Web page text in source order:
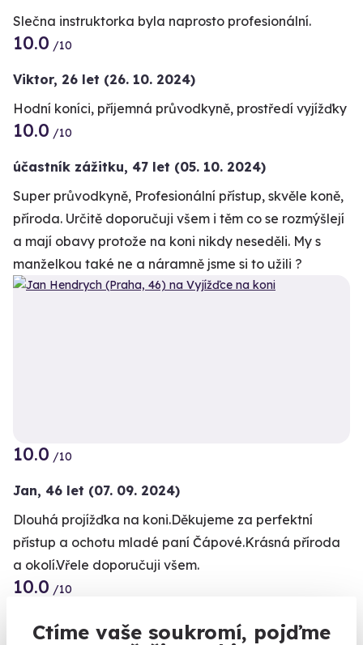
Ctíme vaše soukromí, pojďme
Slečna instruktorka byla naprosto profesionální.
10.0 /10
Viktor, 26 let (26. 10. 2024)
Hodní koníci, příjemná průvodkyně, prostředí vyjížďky
10.0 /10
účastník zážitku, 47 let (05. 10. 2024)
Super průvodkyně, Profesionální přístup, skvěle koně,
příroda. Určitě doporučuji všem i těm co se rozmýšlejí
a mají obavy protože na koni nikdy neseděli. My s
manželkou také ne a náramně jsme si to užili ?
10.0 /10
Jan, 46 let (07. 09. 2024)
Dlouhá projížďka na koni.Děkujeme za perfektní
přístup a ochotu mladé paní Čápové.Krásná příroda
a okolí.Vřele doporučuji všem.
10.0 /10
účastník zážitku,
(16. 08. 2024)